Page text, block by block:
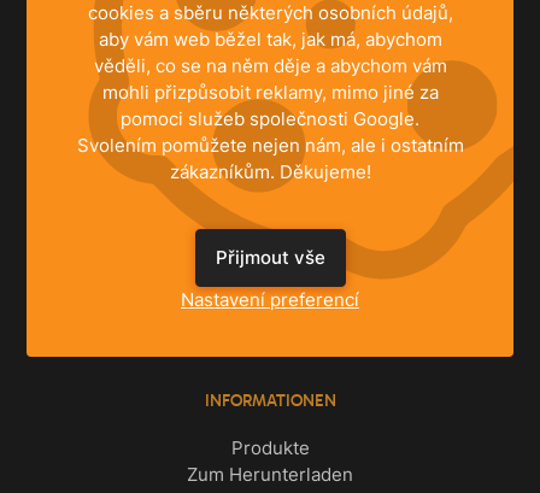
LÖSUNGEN
Einfamilienhäuser
Wohnungen
Gewerbeimmobilien
INFORMATIONEN
Produkte
Zum Herunterladen
cookies a sběru některých osobních údajů,
aby vám web běžel tak, jak má, abychom
věděli, co se na něm děje a abychom vám
mohli přizpůsobit reklamy, mimo jiné za
pomoci služeb společnosti Google.
Svolením pomůžete nejen nám, ale i ostatním
zákazníkům. Děkujeme!
Nastavení preferencí
Přijmout vše